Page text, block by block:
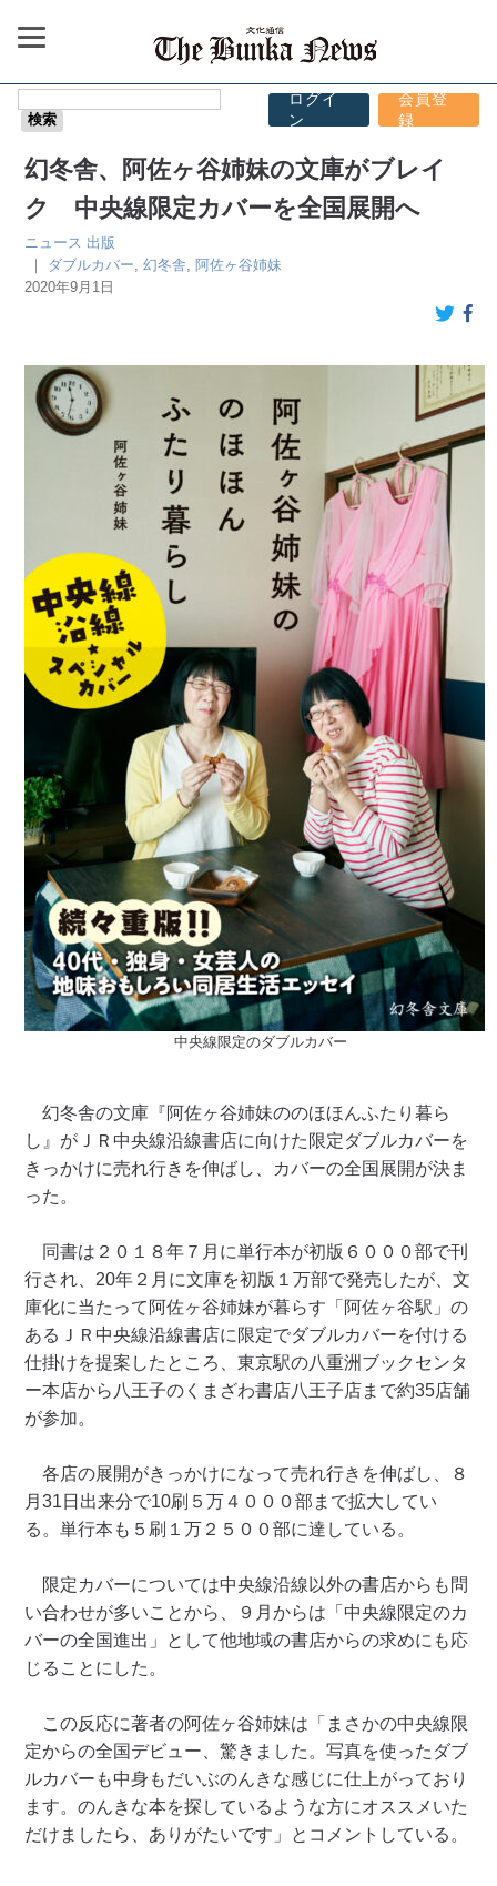
ログイ
ン
会員登
録
幻冬舎、阿佐ヶ谷姉妹の文庫がブレイ
ク 中央線限定カバーを全国展開へ
ニュース 出版
｜ ダブルカバー ,幻冬舎 ,阿佐ヶ谷姉妹
2020年9月1日
中央線限定のダブルカバー
幻冬舎の文庫『阿佐ヶ谷姉妹ののほほんふたり暮ら
し』がＪＲ中央線沿線書店に向けた限定ダブルカバーを
きっかけに売れ行きを伸ばし、カバーの全国展開が決ま
った。
同書は２０１８年７月に単行本が初版６０００部で刊
行され、20年２月に文庫を初版１万部で発売したが、文
庫化に当たって阿佐ヶ谷姉妹が暮らす「阿佐ヶ谷駅」の
あるＪＲ中央線沿線書店に限定でダブルカバーを付ける
仕掛けを提案したところ、東京駅の八重洲ブックセンタ
ー本店から八王子のくまざわ書店八王子店まで約35店舗
が参加。
各店の展開がきっかけになって売れ行きを伸ばし、８
月31日出来分で10刷５万４０００部まで拡大してい
る。単行本も５刷１万２５００部に達している。
限定カバーについては中央線沿線以外の書店からも問
い合わせが多いことから、９月からは「中央線限定のカ
バーの全国進出」として他地域の書店からの求めにも応
じることにした。
この反応に著者の阿佐ヶ谷姉妹は「まさかの中央線限
定からの全国デビュー、驚きました。写真を使ったダブ
ルカバーも中身もだいぶのんきな感じに仕上がっており
ます。のんきな本を探しているような方にオススメいた
だけましたら、ありがたいです」とコメントしている。